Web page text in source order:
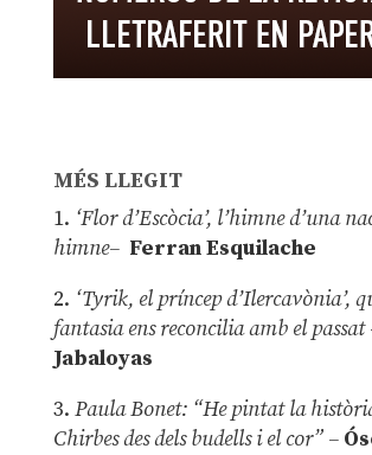
MÉS LLEGIT
1. ‘Flor d’Escòcia’, l’himne d’una
himne– Ferran Esquilache
2. ‘Tyrik, el príncep d’Ilercavònia’,
fantasia ens reconcilia amb el passat
Jabaloyas
3. Paula Bonet: “He pintat la
Chirbes des dels budells i el cor” –